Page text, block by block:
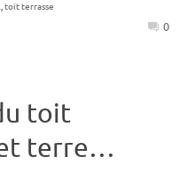
,toit terrasse
0
toit
terre…